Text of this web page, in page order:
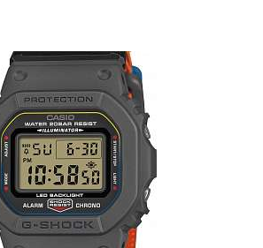
G-shock
DW-5600MNC-8A2
i